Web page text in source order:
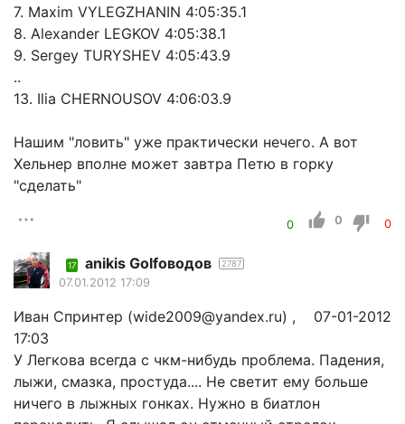
7. Maxim VYLEGZHANIN 4:05:35.1
8. Alexander LEGKOV 4:05:38.1
9. Sergey TURYSHEV 4:05:43.9
..
13. Ilia CHERNOUSOV 4:06:03.9
Нашим "ловить" уже практически нечего. А вот
Хельнер вполне может завтра Петю в горку
"сделать"
0 0 0
17 anikis Golfоводов 2787
07.01.2012 17:09
Иван Спринтер (wide2009@yandex.ru) , 07-01-2012
17:03
У Легкова всегда с чкм-нибудь проблема. Падения,
лыжи, смазка, простуда.... Не светит ему больше
ничего в лыжных гонках. Нужно в биатлон